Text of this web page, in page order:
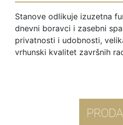
Stanove odlikuje izuzetna
dnevni boravci i zasebni
privatnosti i udobnosti,
vrhunski kvalitet završnih